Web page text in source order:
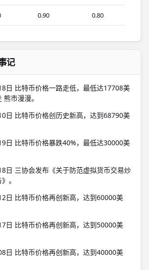
0.90 0.80
记
日 比特币价格一路走低，最低达17708美
市漫漫。
日 比特币价格创历史新高，达到68790美
日 比特币价格暴跌40%，最低达30000美
日 三协会发布《关于防范虚拟货币交易炒
。
日 比特币价格再创新高，达到60000美
日 比特币价格再创新高，达到50000美
日 比特币价格再创新高，达到40000美